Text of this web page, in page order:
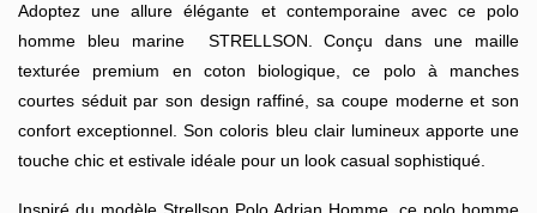
Adoptez une allure élégante et contemporaine avec ce polo
homme bleu marine STRELLSON . Conçu dans une maille
texturée premium en coton biologique, ce polo à manches
courtes séduit par son design raffiné, sa coupe moderne et son
confort exceptionnel. Son coloris bleu clair lumineux apporte une
touche chic et estivale idéale pour un look casual sophistiqué.